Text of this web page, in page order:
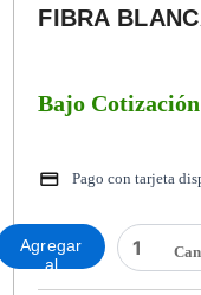
FIBRA
Bajo Cotización
Pago con tarjeta
FIBRA
BLANCA
Agregar
al